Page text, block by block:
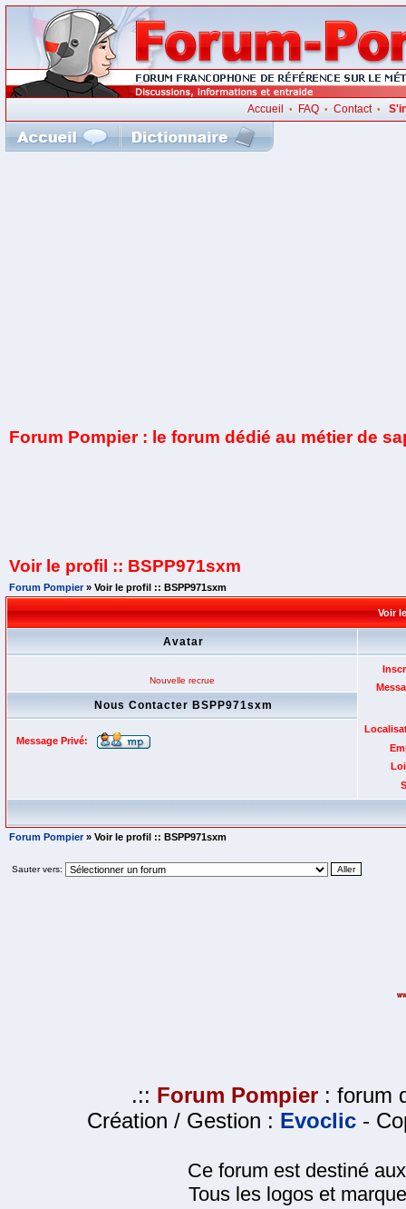
Accueil • FAQ •Contact•
Forum Pompier : le forum dédié au métier de
Voir le profil :: BSPP971sxm
Forum Pompier» Voir le profil :: BSPP971sxm
Voir
Avatar
Nouvelle recrue
Nous Contacter BSPP971sxm
Message Privé:
Forum Pompier» Voir le profil :: BSPP971sxm
Sauter vers:
.:: Forum Pompier : forum
Création / Gestion : Evoclic -
Ce forum est destiné
Tous les logos et